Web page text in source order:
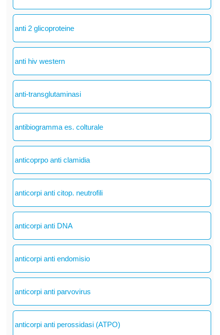
anti 2 glicoproteine
anti hiv western
anti-transglutaminasi
antibiogramma es. colturale
anticoprpo anti clamidia
anticorpi anti citop. neutrofili
anticorpi anti DNA
anticorpi anti endomisio
anticorpi anti parvovirus
anticorpi anti perossidasi (ATPO)